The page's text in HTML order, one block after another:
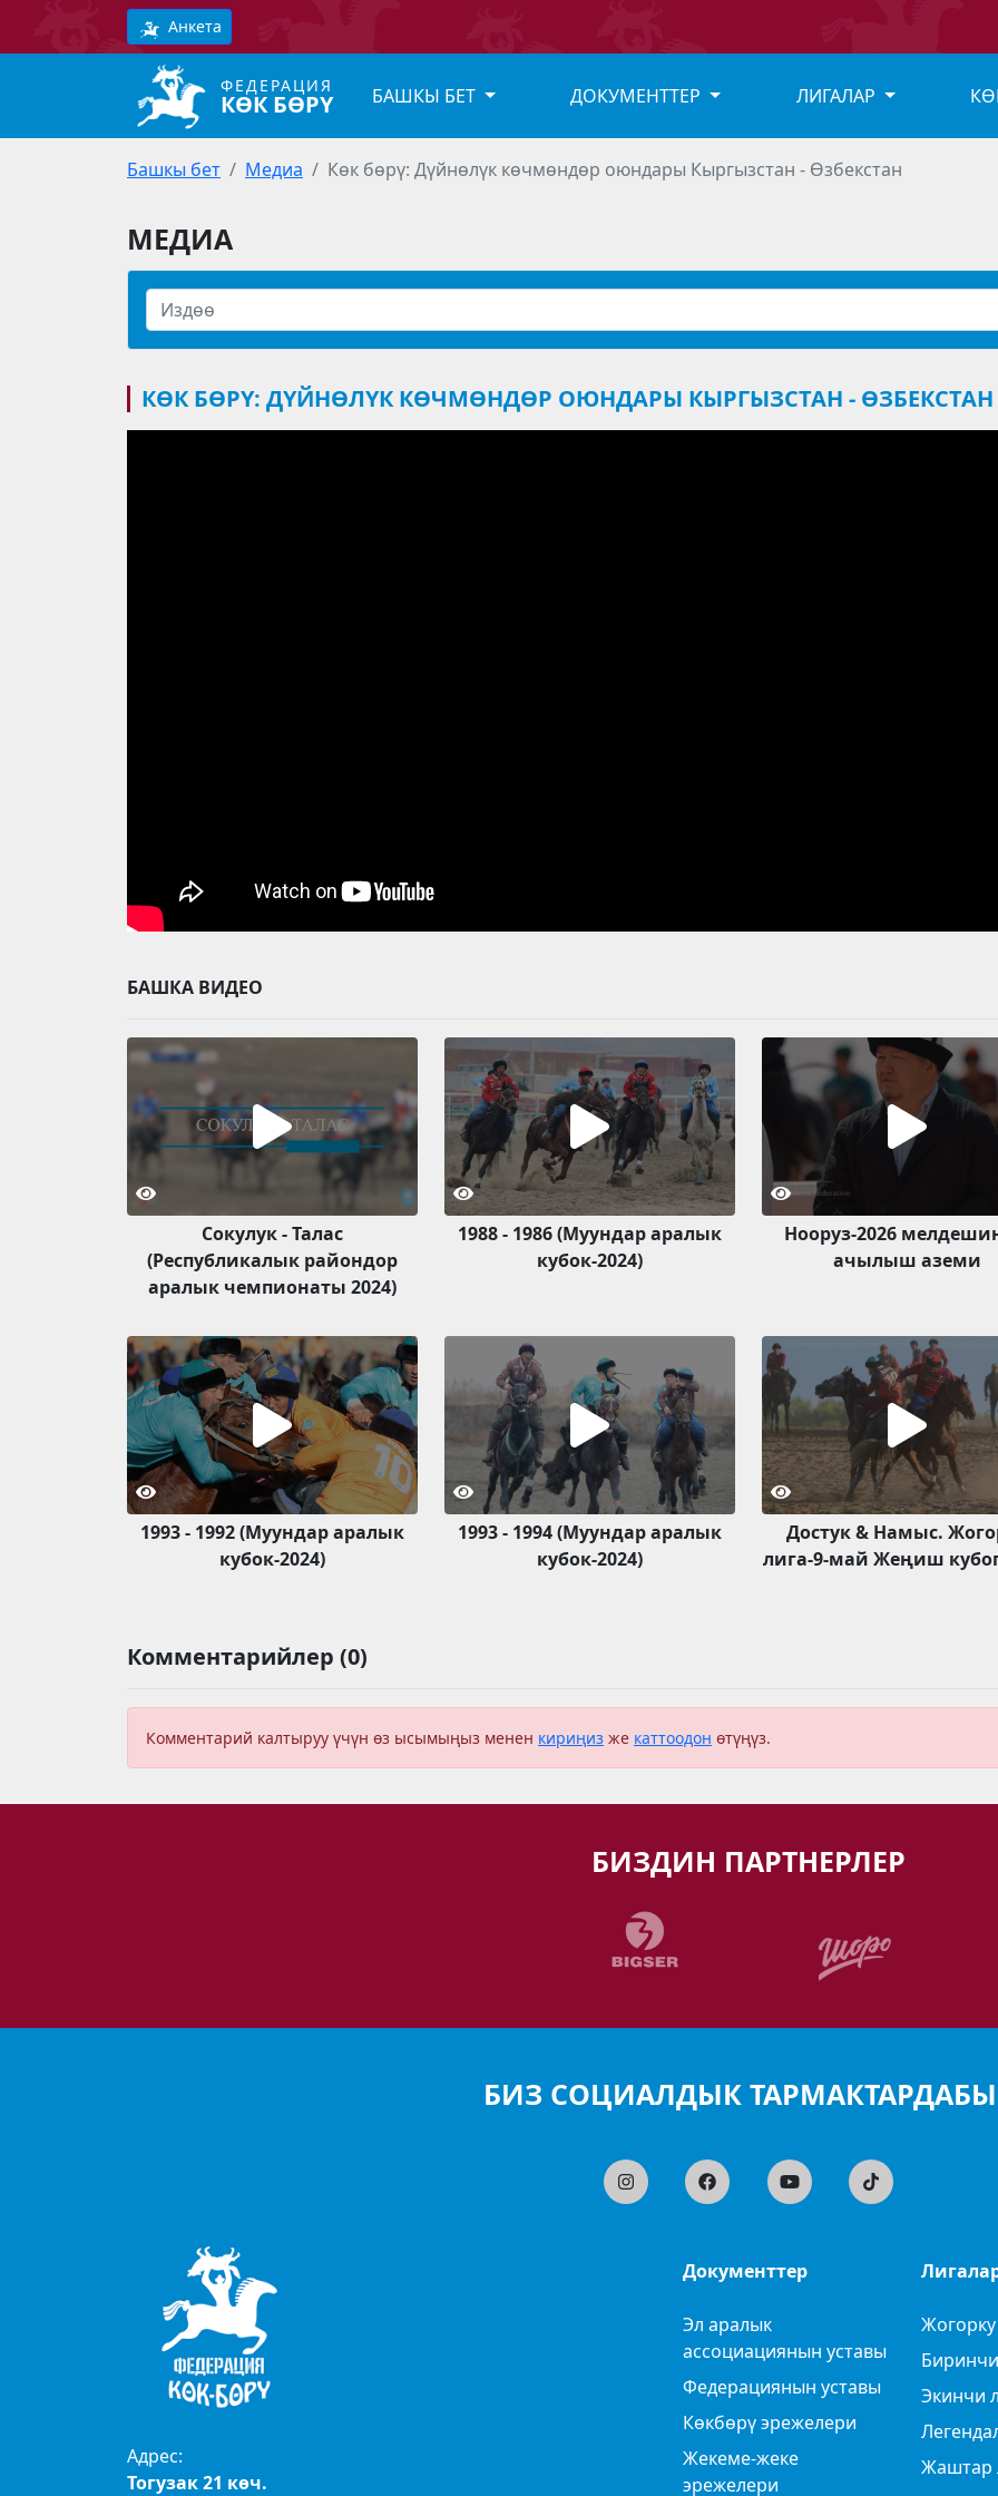
Анкета
ФЕДЕРАЦИЯ
КӨК БӨРҮ БАШКЫ БЕТ ДОКУМЕНТТЕР ЛИГАЛАР
Башкы бет Медиа Көк бөрү: Дүйнөлүк көчмөндөр оюндары Кыргызстан - Өзбекстан
МЕДИА
КӨК БӨРҮ: ДҮЙНӨЛҮК КӨЧМӨНДӨР ОЮНДАРЫ КЫРГЫЗСТАН - ӨЗБЕКСТАН
БАШКА ВИДЕО
Сокулук - Талас
(Республикалык райондор
аралык чемпионаты 2024)
1988 - 1986 (Муундар аралык
кубок-2024)
Нооруз-2026
ачылыш аземи
1993 - 1992 (Муундар аралык
кубок-2024)
1993 - 1994 (Муундар аралык
кубок-2024)
Достук & Намыс.
лига-9-май Жеңиш
Комментарийлер (0)
Комментарий калтыруу үчүн өз ысымыңыз менен кириңиз же каттоодон өтүңүз.
БИЗДИН ПАРТНЕРЛЕР
БИЗ СОЦИАЛДЫК
Адрес:
Тогузак 21 көч.
Документтер
Эл аралык
ассоциациянын уставы
Федерациянын уставы
Көкбөрү эрежелери
Жекеме-жеке
эрежелери
Жогорку
Экинчи
Жаштар